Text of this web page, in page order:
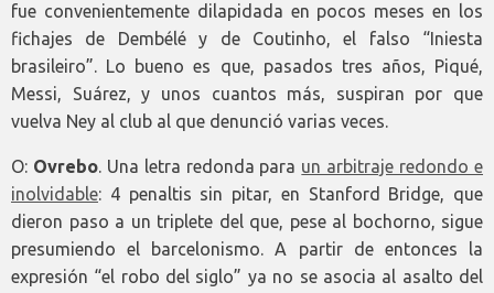
fue convenientemente dilapidada en pocos meses en los
fichajes de Dembélé y de Coutinho, el falso “Iniesta
brasileiro”. Lo bueno es que, pasados tres años, Piqué,
Messi, Suárez, y unos cuantos más, suspiran por que
vuelva Ney al club al que denunció varias veces.
O: Ovrebo. Una letra redonda para un arbitraje redondo e
inolvidable: 4 penaltis sin pitar, en Stanford Bridge, que
dieron paso a un triplete del que, pese al bochorno, sigue
presumiendo el barcelonismo. A partir de entonces la
expresión “el robo del siglo” ya no se asocia al asalto del